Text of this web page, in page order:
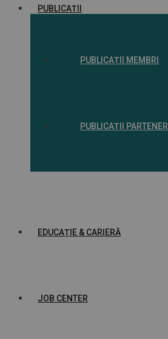
PUBLICAȚII
PUBLICAȚII MEMBRI
PUBLICAȚII PARTENERI
EDUCAȚIE & CARIERĂ
JOB CENTER